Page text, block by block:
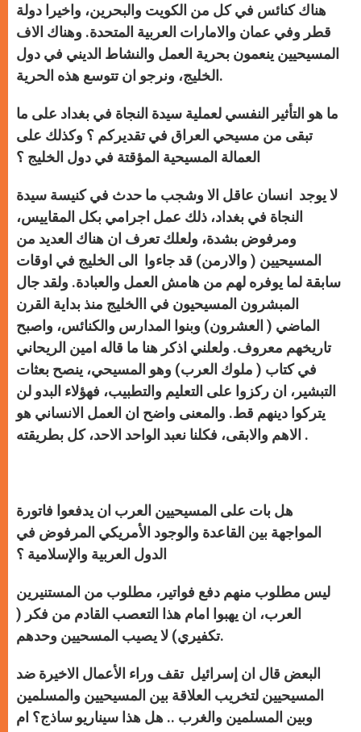
هناك كنائس في كل من الكويت والبحرين، واخيرا دولة
قطر وفي عمان والامارات العربية المتحدة. وهناك الاف
المسيحيين ينعمون بحرية العمل والنشاط الديني في دول
الخليج، ونرجو ان تتوسع هذه الحرية.
ما هو التأثير النفسي لعملية سيدة النجاة في بغداد على ما
تبقى من مسيحي العراق في تقديركم ؟ وكذلك على
العمالة المسيحية المؤقتة في دول الخليج ؟
لا يوجد انسان عاقل الا وشجب ما حدث في كنيسة سيدة
النجاة في بغداد، ذلك عمل اجرامي بكل المقاييس،
ومرفوض بشدة، ولعلك تعرف ان هناك العديد من
المسيحيين ( والارمن) قد جاءوا الى الخليج في اوقات
سابقة لما يوفره لهم من هامش العمل والعبادة. ولقد جال
المبشرون المسيحيون في االخليج منذ بداية القرن
الماضي ( العشرون) وبنوا المدارس والكنائس، واصبح
تاريخهم معروف. ولعلني اذكر هنا ما قاله امين الريحاني
في كتاب ( ملوك العرب) وهو المسيحي، ينصح بعثات
التبشير، ان ركزوا على التعليم والتطبيب، فهؤلاء البدو لن
يتركوا دينهم قط. والمعنى واضح ان العمل الانساني هو
الاهم والابقى، فكلنا نعبد الواحد الاحد، كل بطريقته .
هل بات على المسيحيين العرب ان يدفعوا فاتورة
المواجهة بين القاعدة والوجود الأمريكي المرفوض في
الدول العربية والإسلامية ؟
ليس مطلوب منهم دفع فواتير، مطلوب من المستنيرين
العرب، ان يهبوا امام هذا التعصب القادم من فكر (
تكفيري) لا يصيب المسحيين وحدهم.
البعض قال ان إسرائيل تقف وراء الأعمال الاخيرة ضد
المسيحيين لتخريب العلاقة بين المسيحيين والمسلمين
وبين المسلمين والغرب .. هل هذا سيناريو ساذج؟ ام